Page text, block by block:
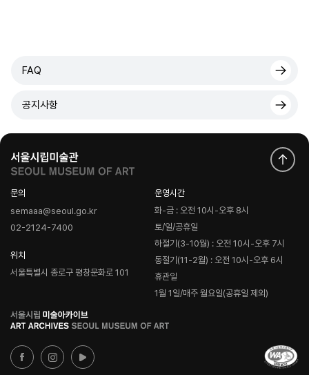
FAQ
공지사항
문의
semaaa@seoul.go.kr
02-2124-7400
위치
서울특별시 종로구 평창문화로 101
운영시간
화-금 : 오전 10시-오후 8시
토/일/공휴일
하절기(3-10월) : 오전 10시-오후 7시
동절기(11-2월) : 오전 10시-오후 6시
휴관일
1월 1일/매주 월요일(공휴일 제외)
로
고